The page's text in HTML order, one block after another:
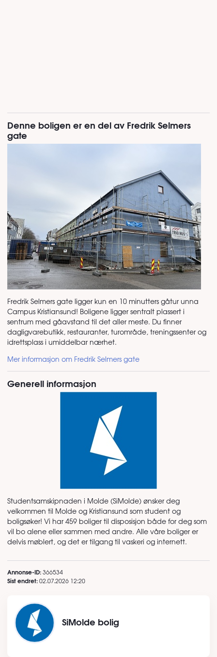
Denne boligen er en del av Fredrik Selmers
gate
Fredrik Selmers gate ligger kun en 10 minutters gåtur unna
Campus Kristiansund! Boligene ligger sentralt plassert i
sentrum med gåavstand til det aller meste. Du finner
dagligvarebutikk, restauranter, turområde, treningssenter og
idrettsplass i umiddelbar nærhet.
Mer informasjon om Fredrik Selmers gate
Generell informasjon
Studentsamskipnaden i Molde (SiMolde) ønsker deg
velkommen til Molde og Kristiansund som student og
boligsøker! Vi har 459 boliger til disposisjon både for deg som
vil bo alene eller sammen med andre. Alle våre boliger er
delvis møblert, og det er tilgang til vaskeri og internett.
Annonse-ID:366534
Sist endret:02.07.2026 12:20
SiMolde bolig